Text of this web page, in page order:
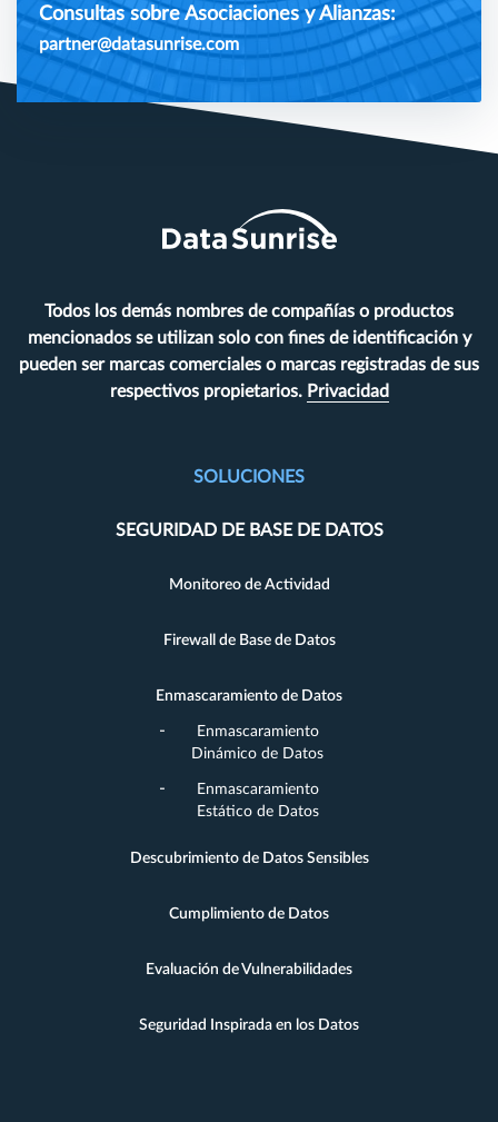
Consultas sobre Asociaciones y Alianzas:
partner@datasunrise.com
Todos los demás nombres de compañías o productos
mencionados se utilizan solo con fines de identificación y
pueden ser marcas comerciales o marcas registradas de sus
respectivos propietarios. Privacidad
SOLUCIONES
SEGURIDAD DE BASE DE DATOS
Monitoreo de Actividad
Firewall de Base de Datos
Enmascaramiento de Datos
Enmascaramiento
Dinámico de Datos
Enmascaramiento
Estático de Datos
Descubrimiento de Datos Sensibles
Cumplimiento de Datos
Evaluación de Vulnerabilidades
Seguridad Inspirada en los Datos